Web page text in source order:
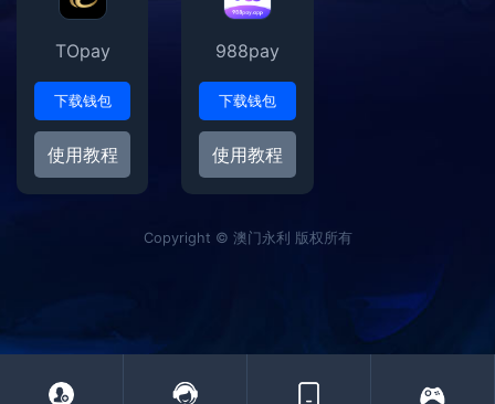
TOpay
下载钱包
使用教程
988pay
下载钱包
使用教程
Copyright © 澳门永利 版权所有